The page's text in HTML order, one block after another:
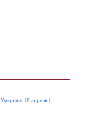
Умершие 18 апреля